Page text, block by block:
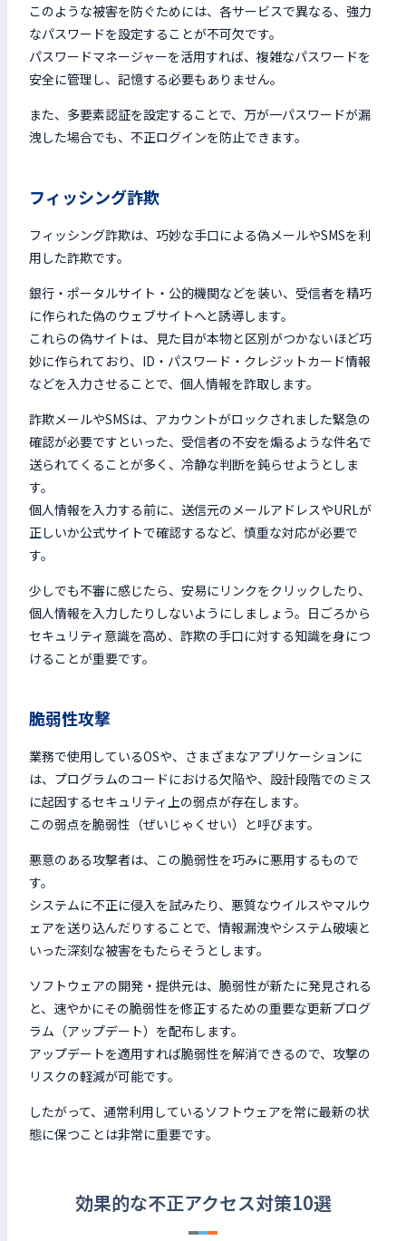
このような被害を防ぐためには、各サービスで異なる、強力
なパスワードを設定することが不可欠です。
パスワードマネージャーを活用すれば、複雑なパスワードを
安全に管理し、記憶する必要もありません。
また、 多要素認証を設定することで、万が一パスワードが漏
洩した場合でも、不正ログインを防止できます。
フィッシング詐欺
フィッシング詐欺は、巧妙な手口による偽メールやSMSを利
用した詐欺です。
銀行・ポータルサイト・公的機関などを装い、受信者を精巧
に作られた偽のウェブサイトへと誘導します。
これらの偽サイトは、見た目が本物と区別がつかないほど巧
妙に作られており、ID・パスワード・クレジットカード情報
などを入力させることで、個人情報を詐取します。
詐欺メールやSMSは、アカウントがロックされました緊急の
確認が必要ですといった、受信者の不安を煽るような件名で
送られてくることが多く、冷静な判断を鈍らせようとしま
す。
個人情報を入力する前に、送信元のメールアドレスやURLが
正しいか公式サイトで確認するなど、慎重な対応が必要で
す。
少しでも不審に感じたら、安易にリンクをクリックしたり、
個人情報を入力したりしないようにしましょう。日ごろから
セキュリティ意識を高め、詐欺の手口に対する知識を身につ
けることが重要です。
脆弱性攻撃
業務で使用しているOSや、さまざまなアプリケーションに
は、プログラムのコードにおける欠陥や、設計段階でのミス
に起因するセキュリティ上の弱点が存在します。
この弱点を脆弱性（ぜいじゃくせい）と呼びます。
悪意のある攻撃者は、この脆弱性を巧みに悪用するもので
す。
システムに不正に侵入を試みたり、悪質なウイルスやマルウ
ェアを送り込んだりすることで、情報漏洩やシステム破壊と
いった深刻な被害をもたらそうとします。
ソフトウェアの開発・提供元は、脆弱性が新たに発見される
と、速やかにその脆弱性を修正するための重要な更新プログ
ラム（アップデート）を配布します。
アップデートを適用すれば脆弱性を解消できるので、攻撃の
リスクの軽減が可能です。
したがって、通常利用しているソフトウェアを常に最新の状
態に保つことは非常に重要です。
効果的な不正アクセス対策10選